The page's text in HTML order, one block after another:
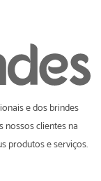
e dos brindes
nossos clientes na
produtos e serviços.